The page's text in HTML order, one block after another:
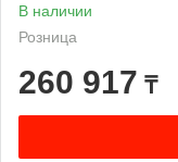
В наличии
Розница
260 917 ₸